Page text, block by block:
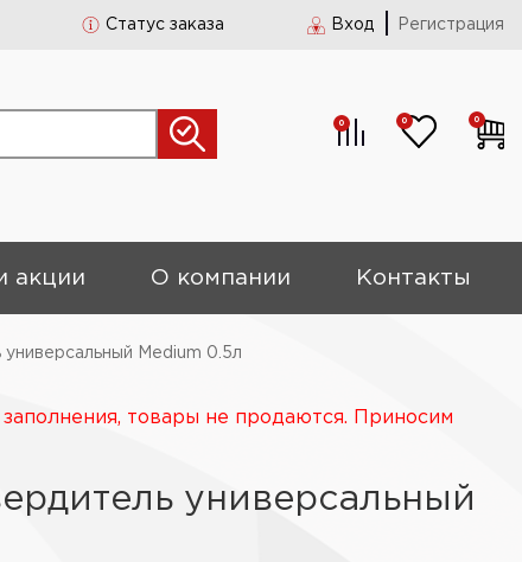
Статус заказа Вход Регистрация
0 0 0
акции О компании Контакты
Medium 0.5л
товары не продаются. Приносим
универсальный